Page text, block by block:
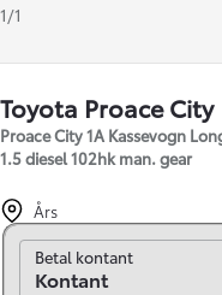
1/1
Toyota Proace City
Proace City 1A Kassevogn
1.5 diesel 102hk man. gear
Års
Skift til finansiering
Betal kontant
Kontant